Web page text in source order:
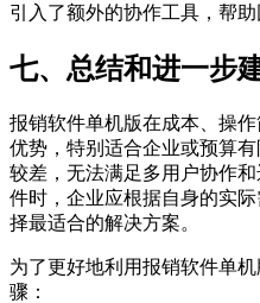
引入了额外的协作工具，帮助
七、总结和进一步
报销软件单机版在成本、操
优势，特别适合企业或预算
较差，无法满足多用户协作
件时，企业应根据自身的实
择最适合的解决方案。
为了更好地利用报销软件单
骤：